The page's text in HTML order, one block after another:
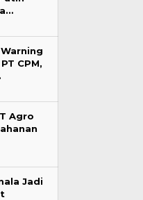
CPM,
Agro
Jadi